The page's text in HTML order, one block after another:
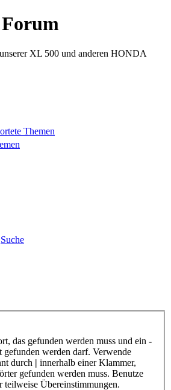
XL 500 und anderen HONDA
Themen
Suche
das gefunden werden muss und ein -
gefunden werden darf. Verwende
durch | innerhalb einer Klammer,
gefunden werden muss. Benutze
teilweise Übereinstimmungen.